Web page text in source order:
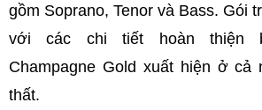
gồm Soprano, Tenor và Bass. Gói
với các chi tiết hoàn thiện
Champagne Gold xuất hiện ở cả
thất.